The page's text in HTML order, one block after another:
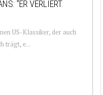
''ER VERLIERT.
US-Klassiker, der auch
trägt, e...